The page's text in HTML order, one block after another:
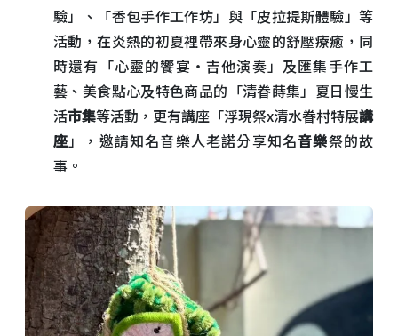
驗」、「香包手作工作坊」與「皮拉提斯體驗」等
活動，在炎熱的初夏裡帶來身心靈的舒壓療癒，同
時還有「心靈的饗宴‧吉他演奏」及匯集手作工
藝、美食點心及特色商品的「清眷蒔集」夏日慢生
活市集等活動，更有講座「浮現祭x清水眷村特展講
座」，邀請知名音樂人老諾分享知名音樂祭的故
事。